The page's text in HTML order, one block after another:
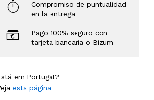
Compromiso de puntualidad
en la entrega
Pago 100% seguro con
tarjeta bancaria o Bizum
em Portugal?
esta página